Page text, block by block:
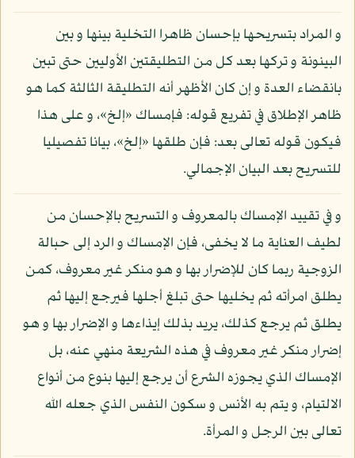
و المراد بتسريحها بإحسان ظاهرا التخلية بينها و بين
البينونة و تركها بعد كل من التطليقتين الأوليين حتى تبين
بانقضاء العدة و إن كان الأظهر أنه التطليقة الثالثة كما هو
ظاهر الإطلاق في تفريع قوله: فإمساك «إلخ»، و على هذا
فيكون قوله تعالى بعد: فإن طلقها «إلخ»، بيانا تفصيليا
للتسريح بعد البيان الإجمالي.
و في تقييد الإمساك بالمعروف و التسريح بالإحسان من
لطيف العناية ما لا يخفى، فإن الإمساك و الرد إلى حبالة
الزوجية ربما كان للإضرار بها و هو منكر غير معروف، كمن
يطلق امرأته ثم يخليها حتى تبلغ أجلها فيرجع إليها ثم
يطلق ثم يرجع كذلك، يريد بذلك إيذاءها و الإضرار بها و هو
إضرار منكر غير معروف في هذه الشريعة منهي عنه، بل
الإمساك الذي يجوزه الشرع أن يرجع إليها بنوع من أنواع
الالتيام، و يتم به الأنس و سكون النفس الذي جعله الله
تعالى بين الرجل و المرأة.